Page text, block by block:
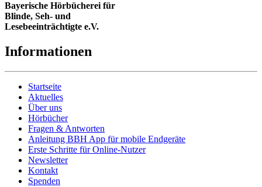
Bayerische Hörbücherei für
Blinde, Seh- und
Lesebeeinträchtigte e.V.
Informationen
Startseite
Aktuelles
Über uns
Hörbücher
Fragen & Antworten
Anleitung BBH App für mobile Endgeräte
Erste Schritte für Online-Nutzer
Newsletter
Kontakt
Spenden